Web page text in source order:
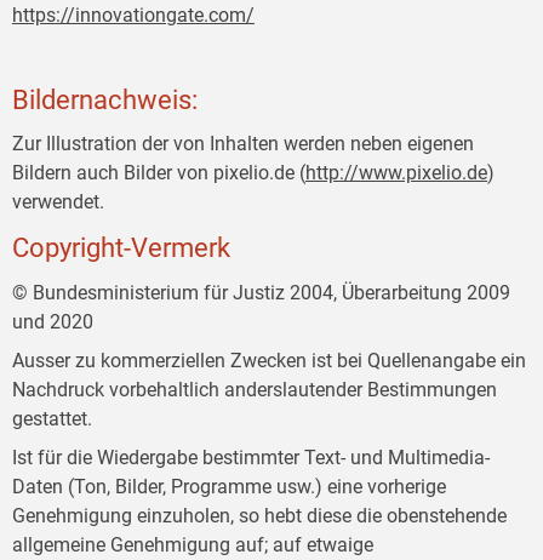
https://innovationgate.com/
Bildernachweis:
Zur Illustration der von Inhalten werden neben eigenen
Bildern auch Bilder von pixelio.de (http://www.pixelio.de)
verwendet.
Copyright-Vermerk
© Bundesministerium für Justiz 2004, Überarbeitung 2009
und 2020
Ausser zu kommerziellen Zwecken ist bei Quellenangabe ein
Nachdruck vorbehaltlich anderslautender Bestimmungen
gestattet.
Ist für die Wiedergabe bestimmter Text- und Multimedia-
Daten (Ton, Bilder, Programme usw.) eine vorherige
Genehmigung einzuholen, so hebt diese die obenstehende
allgemeine Genehmigung auf; auf etwaige